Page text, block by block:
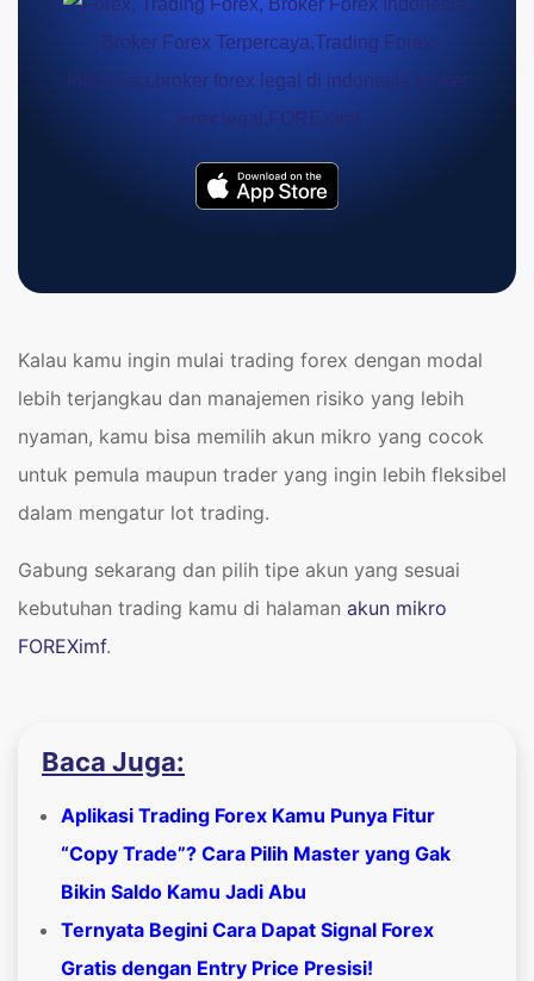
Kalau kamu ingin mulai trading forex dengan modal
lebih terjangkau dan manajemen risiko yang lebih
nyaman, kamu bisa memilih akun mikro yang cocok
untuk pemula maupun trader yang ingin lebih fleksibel
dalam mengatur lot trading.
Gabung sekarang dan pilih tipe akun yang sesuai
kebutuhan trading kamu di halaman akun mikro
FOREXimf.
Baca Juga:
Aplikasi Trading Forex Kamu Punya Fitur
“Copy Trade”? Cara Pilih Master yang Gak
Bikin Saldo Kamu Jadi Abu
Ternyata Begini Cara Dapat Signal Forex
Gratis dengan Entry Price Presisi!